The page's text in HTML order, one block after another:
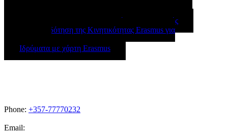
Certificate of attendance / Βεβαίωση Συμμετοχής
Χρηματοδότηση της Κινητικότητας Erasmus για
Ιδρύματα με χάρτη Erasmus
Phone: +357-77770232
Email: